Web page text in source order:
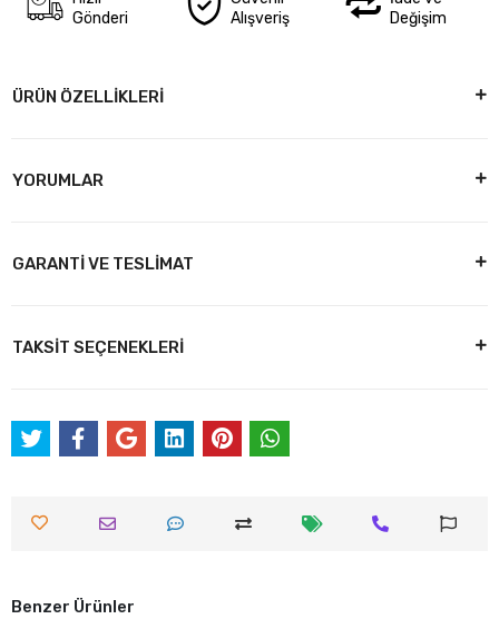
Gönderi
Alışveriş
Değişim
ÜRÜN ÖZELLİKLERİ
YORUMLAR
GARANTİ VE TESLİMAT
TAKSİT SEÇENEKLERİ
Benzer Ürünler